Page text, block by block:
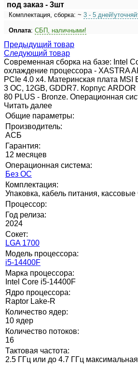
под заказ - 3шт
Комплектация, сборка: ~ 3 - 5 дней!
Оплата: СБП, наличными!
Предыдущий товар
Следующий товар
Современная сборка на базе: Intel
охлаждение процессора - XASTRA
PCIe 4.0 x4. Материнская плата MSI
3 OC, 12GB, GDDR7. Корпус
80 PLUS - Bronze. Операционная
Читать далее
Общие параметры:
Производитель:
АСБ
Гарантия:
12 месяцев
Операционная система:
Без ОС
Комплектация:
Упаковка, кабель питания, кассовые
Процессор:
Год релиза:
2024
Сокет:
LGA 1700
Модель процессора:
i5-14400F
Марка процессора:
Intel Core i5-14400F
Ядро процессора:
Raptor Lake-R
Количество ядер:
10 ядер
Количество потоков:
16
Тактовая частота:
2.5 ГГц или до 4.7 ГГц